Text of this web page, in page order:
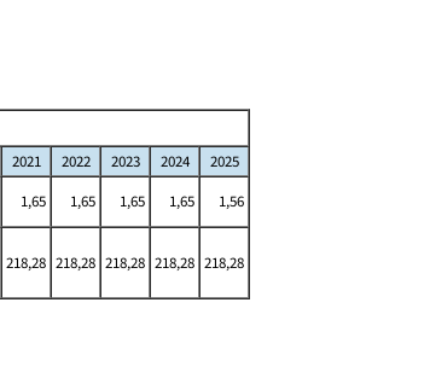
2021 2022 2023 2024
2025
1,65 1,65 1,65 1,65
1,56
218,28 218,28 218,28 218,28 218,28